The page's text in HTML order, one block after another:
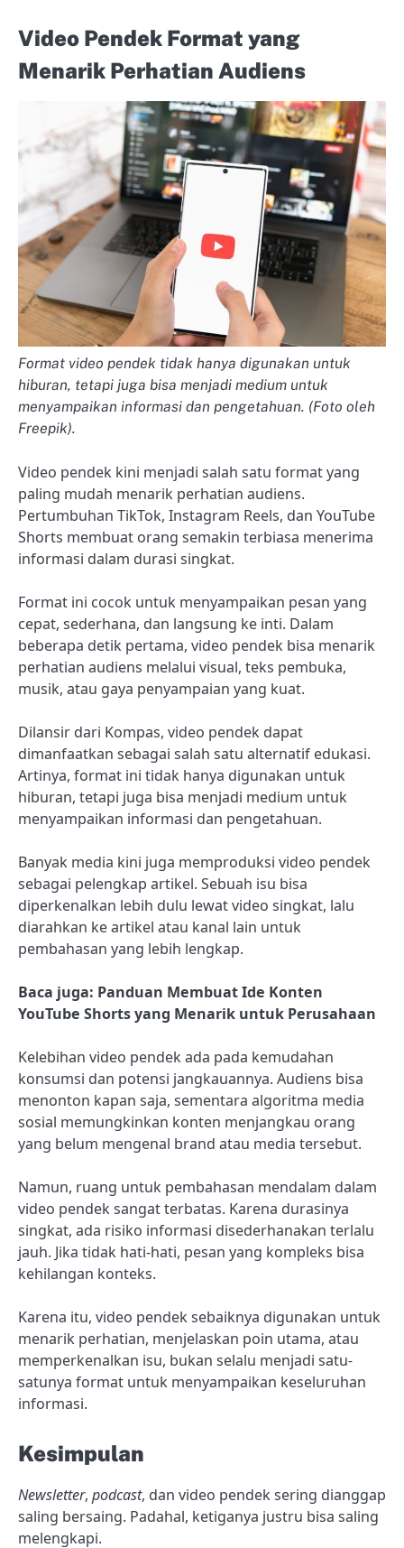
Video Pendek Format yang
Menarik Perhatian Audiens
Format video pendek tidak hanya digunakan untuk
hiburan, tetapi juga bisa menjadi medium untuk
menyampaikan informasi dan pengetahuan. (Foto oleh
Freepik).
Video pendek kini menjadi salah satu format yang
paling mudah menarik perhatian audiens.
Pertumbuhan TikTok, Instagram Reels, dan YouTube
Shorts membuat orang semakin terbiasa menerima
informasi dalam durasi singkat.
Format ini cocok untuk menyampaikan pesan yang
cepat, sederhana, dan langsung ke inti. Dalam
beberapa detik pertama, video pendek bisa menarik
perhatian audiens melalui visual, teks pembuka,
musik, atau gaya penyampaian yang kuat.
Dilansir dari Kompas, video pendek dapat
dimanfaatkan sebagai salah satu alternatif edukasi.
Artinya, format ini tidak hanya digunakan untuk
hiburan, tetapi juga bisa menjadi medium untuk
menyampaikan informasi dan pengetahuan.
Banyak media kini juga memproduksi video pendek
sebagai pelengkap artikel. Sebuah isu bisa
diperkenalkan lebih dulu lewat video singkat, lalu
diarahkan ke artikel atau kanal lain untuk
pembahasan yang lebih lengkap.
Baca juga: Panduan Membuat Ide Konten
YouTube Shorts yang Menarik untuk Perusahaan
Kelebihan video pendek ada pada kemudahan
konsumsi dan potensi jangkauannya. Audiens bisa
menonton kapan saja, sementara algoritma media
sosial memungkinkan konten menjangkau orang
yang belum mengenal brand atau media tersebut.
Namun, ruang untuk pembahasan mendalam dalam
video pendek sangat terbatas. Karena durasinya
singkat, ada risiko informasi disederhanakan terlalu
jauh. Jika tidak hati-hati, pesan yang kompleks bisa
kehilangan konteks.
Karena itu, video pendek sebaiknya digunakan untuk
menarik perhatian, menjelaskan poin utama, atau
memperkenalkan isu, bukan selalu menjadi satu-
satunya format untuk menyampaikan keseluruhan
informasi.
Kesimpulan
Newsletter, podcast, dan video pendek sering dianggap
saling bersaing. Padahal, ketiganya justru bisa saling
melengkapi.